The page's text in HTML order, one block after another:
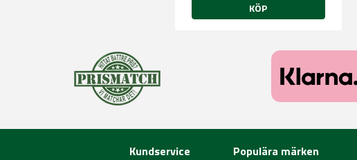
KÖP
Kundservice Populära märken